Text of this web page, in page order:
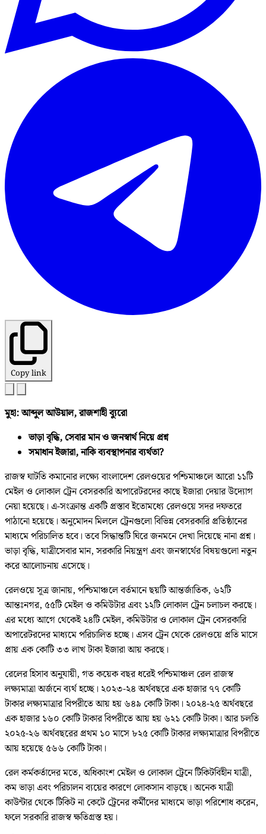
Copy link
মুহা: আব্দুল আউয়াল, রাজশাহী ব্যুরো
ভাড়া বৃদ্ধি, সেবার মান ও জনস্বার্থ নিয়ে প্রশ্ন
সমাধান ইজারা, নাকি ব্যবস্থাপনার ব্যর্থতা?
রাজস্ব ঘাটতি কমানোর লক্ষ্যে বাংলাদেশ রেলওয়ের পশ্চিমাঞ্চলে আরো ১১টি
মেইল ও লোকাল ট্রেন বেসরকারি অপারেটরদের কাছে ইজারা দেয়ার উদ্যোগ
নেয়া হয়েছে। এ-সংক্রান্ত একটি প্রস্তাব ইতোমধ্যে রেলওয়ে সদর দফতরে
পাঠানো হয়েছে। অনুমোদন মিললে ট্রেনগুলো বিভিন্ন বেসরকারি প্রতিষ্ঠানের
মাধ্যমে পরিচালিত হবে। তবে সিদ্ধান্তটি ঘিরে জনমনে দেখা দিয়েছে নানা প্রশ্ন।
ভাড়া বৃদ্ধি, যাত্রীসেবার মান, সরকারি নিয়ন্ত্রণ এবং জনস্বার্থের বিষয়গুলো নতুন
করে আলোচনায় এসেছে।
রেলওয়ে সূত্র জানায়, পশ্চিমাঞ্চলে বর্তমানে ছয়টি আন্তর্জাতিক, ৬২টি
আন্তঃনগর, ৫৫টি মেইল ও কমিউটার এবং ১২টি লোকাল ট্রেন চলাচল করছে।
এর মধ্যে আগে থেকেই ২৪টি মেইল, কমিউটার ও লোকাল ট্রেন বেসরকারি
অপারেটরদের মাধ্যমে পরিচালিত হচ্ছে। এসব ট্রেন থেকে রেলওয়ে প্রতি মাসে
প্রায় এক কোটি ৩৩ লাখ টাকা ইজারা আয় করছে।
রেলের হিসাব অনুযায়ী, গত কয়েক বছর ধরেই পশ্চিমাঞ্চল রেল রাজস্ব
লক্ষ্যমাত্রা অর্জনে ব্যর্থ হচ্ছে। ২০২৩-২৪ অর্থবছরে এক হাজার ৭৭ কোটি
টাকার লক্ষ্যমাত্রার বিপরীতে আয় হয় ৬৪৯ কোটি টাকা। ২০২৪-২৫ অর্থবছরে
এক হাজার ১৬০ কোটি টাকার বিপরীতে আয় হয় ৬২১ কোটি টাকা। আর চলতি
২০২৫-২৬ অর্থবছরের প্রথম ১০ মাসে ৮২৫ কোটি টাকার লক্ষ্যমাত্রার বিপরীতে
আয় হয়েছে ৫৬৬ কোটি টাকা।
রেল কর্মকর্তাদের মতে, অধিকাংশ মেইল ও লোকাল ট্রেনে টিকিটবিহীন যাত্রী,
কম ভাড়া এবং পরিচালন ব্যয়ের কারণে লোকসান বাড়ছে। অনেক যাত্রী
কাউন্টার থেকে টিকিট না কেটে ট্রেনের কর্মীদের মাধ্যমে ভাড়া পরিশোধ করেন,
ফলে সরকারি রাজস্ব ক্ষতিগ্রস্ত হয়।